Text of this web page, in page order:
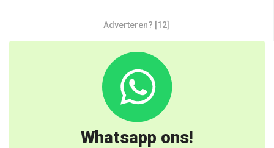
Adverteren? [12]
Whatsapp ons!